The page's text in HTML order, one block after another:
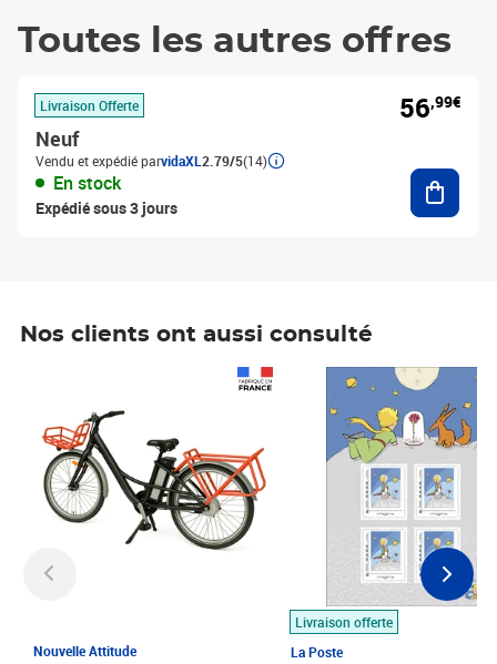
Toutes les autres offres
Livraison Offerte
Neuf
Vendu et expédié parvidaXL 2.79/5(14)
En stock
Expédié sous 3 jours
56,99€
Nos clients ont aussi consulté
Nouvelle Attitude
Livraison offerte
La Poste
Prix 7,50€